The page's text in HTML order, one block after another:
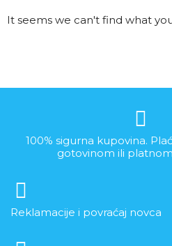
It seems we can't find what
100% sigurna kupovina.
gotovinom ili
Reklamacije i povraćaj novca